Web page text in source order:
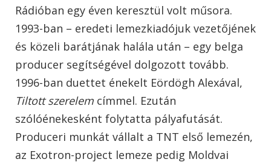
Rádióban egy éven keresztül volt műsora.
1993-ban – eredeti lemezkiadójuk vezetőjének
és közeli barátjának halála után – egy belga
producer segítségével dolgozott tovább.
1996-ban duettet énekelt Eördögh Alexával,
Tiltott szerelem címmel. Ezután
szólóénekesként folytatta pályafutását.
Produceri munkát vállalt a TNT első lemezén,
az Exotron-project lemeze pedig Moldvai